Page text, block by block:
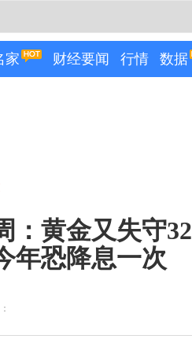
家 财经要闻 行情 数据
：黄金又失守
年恐降息一次